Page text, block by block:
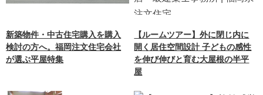
新築物件・中古住宅購入を購入
検討の方へ。福岡注文住宅会社
が選ぶ平屋特集
【ルームツアー】外に閉じ内に
開く居住空間設計 子どもの感性
を伸び伸びと育む大屋根の半平
屋